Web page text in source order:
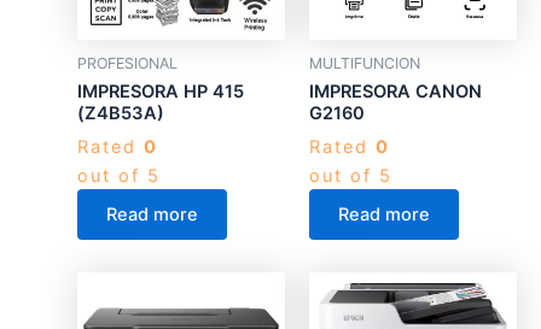
PROFESIONAL
IMPRESORA HP 415
(Z4B53A)
Rated 0
out of 5
Read more
MULTIFUNCION
IMPRESORA CANON
G2160
Rated 0
out of 5
Read more